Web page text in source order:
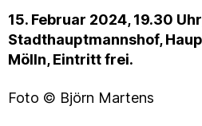
15. Februar 2024, 19.30
Stadthauptmannshof,
Mölln, Eintritt frei.
Foto © Björn Martens